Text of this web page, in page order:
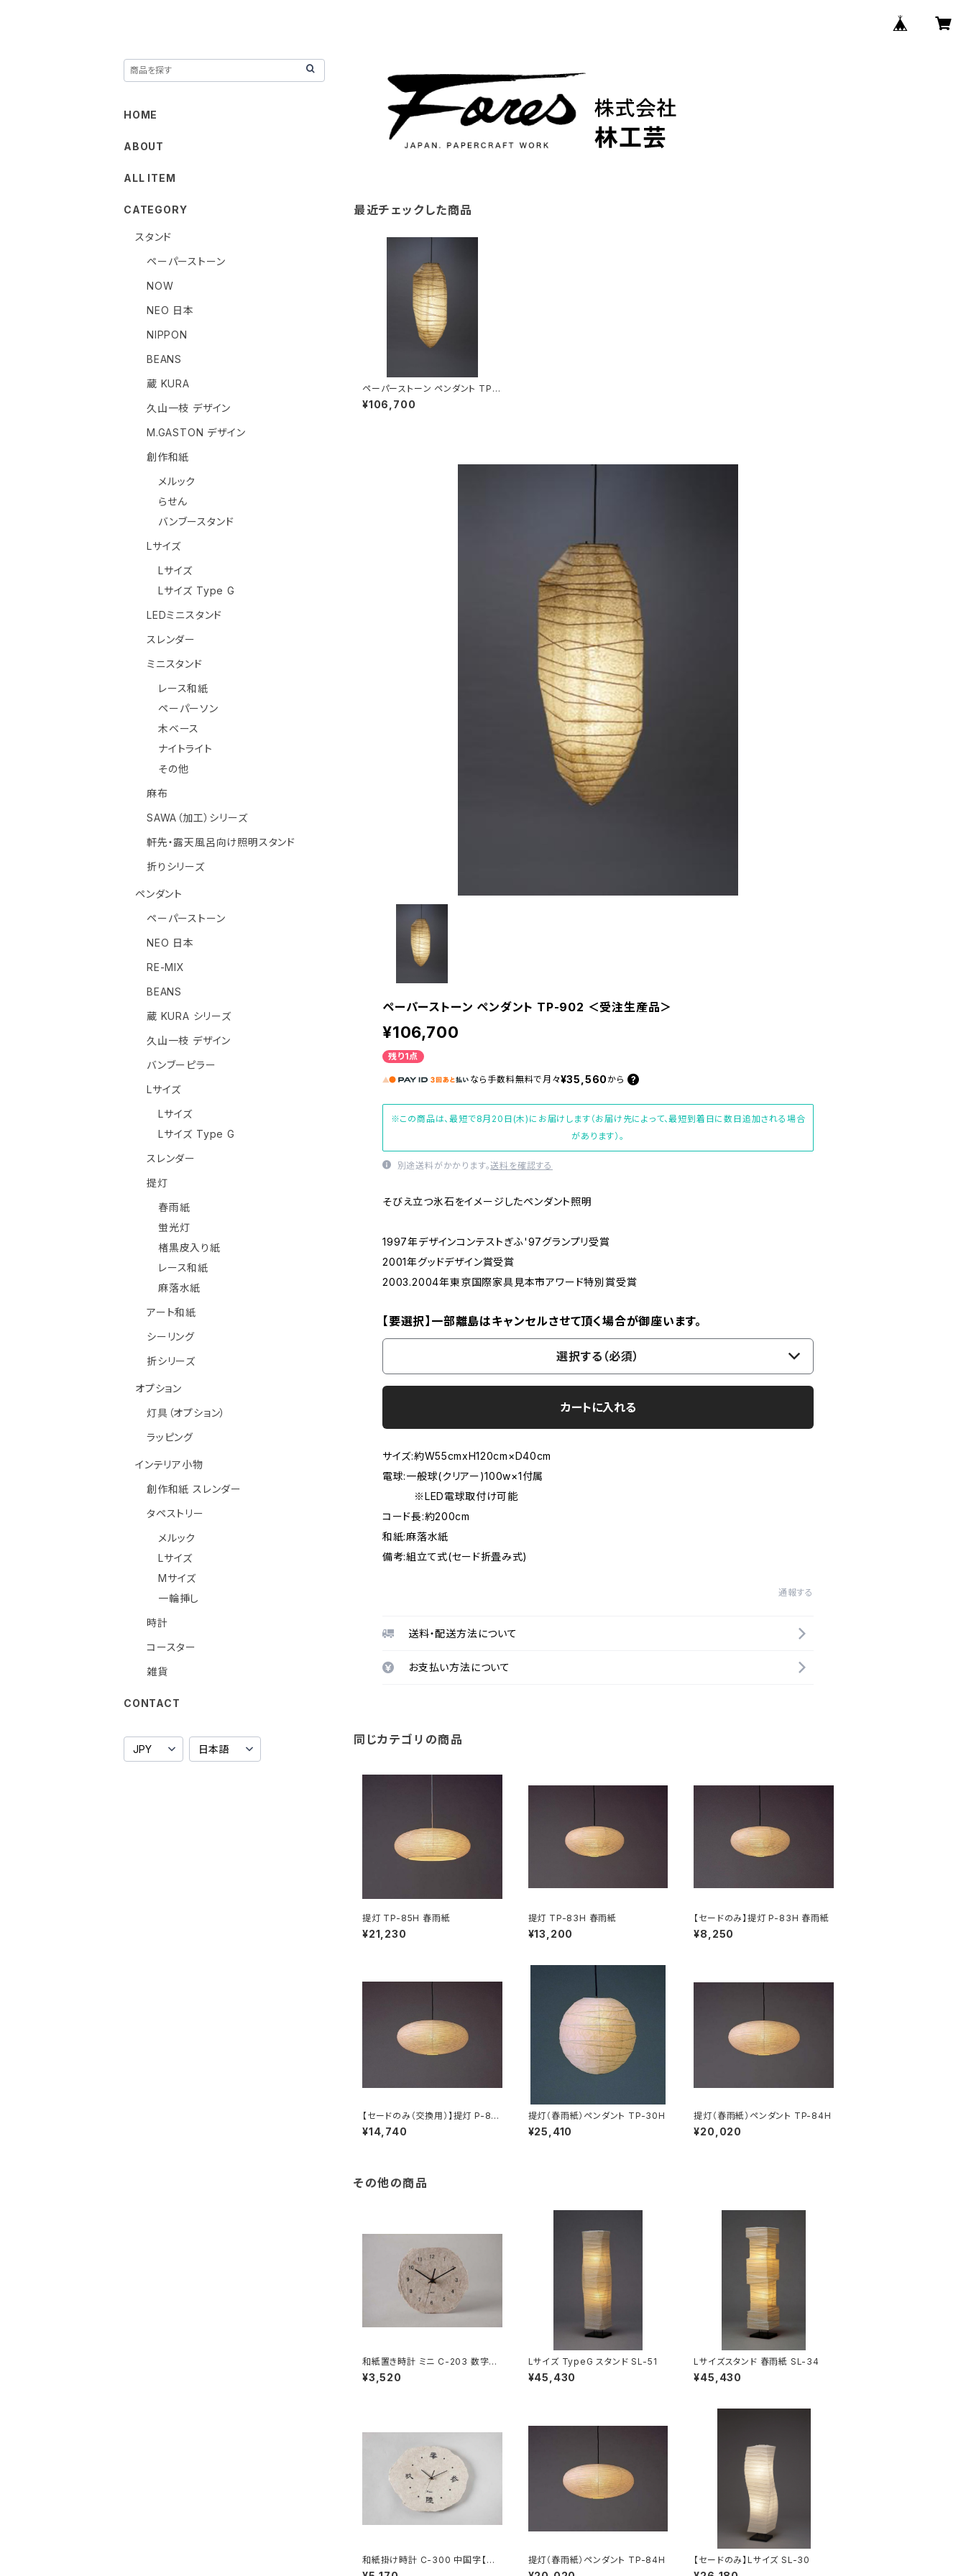
最近チェックした商品
ペーパーストーン ペンダント TP-
902 ＜受注生産品＞
¥106,700
ペーパーストーン ペンダント TP-902 ＜受注生産品＞
¥106,700
残り1点
なら 手数料無料で 月々¥35,560 から
※この商品は、最短で8月20日(木)にお届けします（お届け先によって、最短到着日に数日追加される場合
があります）。
別途送料がかかります。送料を確認する
そびえ立つ氷石をイメージしたペンダント照明
1997年デザインコンテストぎふ'97グランプリ受賞
2001年グッドデザイン賞受賞
2003.2004年東京国際家具見本市アワード特別賞受賞
【要選択】一部離島はキャンセルさせて頂く場合が御座います。
選択する（必須）
カートに入れる
サイズ:約W55cmxH120cm×D40cm
電球:一般球(クリアー)100w×1付属
※LED電球取付け可能
コード長:約200cm
和紙:麻落水紙
備考:組立て式(セード折畳み式)
通報する
送料・配送方法について
お支払い方法について
同じカテゴリの商品
提灯 TP-85H 春雨紙
¥21,230
提灯 TP-83H 春雨紙
¥13,200
【セードのみ】提灯 P-83H 春雨紙
¥8,250
【セードのみ（交換用）】提灯 P-84
H 春雨紙
¥14,740
提灯（春雨紙）ペンダント TP-30H
¥25,410
提灯（春雨紙）ペンダント TP-84H
¥20,020
その他の商品
和紙置き時計 ミニ C-203 数字
【在庫なくなり次第終了】
¥3,520
Lサイズ TypeG スタンド SL-51
¥45,430
Lサイズスタンド 春雨紙 SL-34
¥45,430
和紙掛け時計 C-300 中国字【在
庫なくなり次第終了】
提灯（春雨紙）ペンダント TP-84H 【セードのみ】Lサイズ SL-30
HOME
ABOUT
ALL ITEM
CATEGORY
スタンド
ペーパーストーン
NOW
NEO 日本
NIPPON
BEANS
蔵 KURA
久山一枝 デザイン
M.GASTON デザイン
創作和紙
メルック
らせん
バンブースタンド
Lサイズ
Lサイズ
Lサイズ Type G
LEDミニスタンド
スレンダー
ミニスタンド
レース和紙
ペーパーソン
木ベース
ナイトライト
その他
麻布
SAWA（加工）シリーズ
軒先・露天風呂向け照明スタンド
折りシリーズ
ペンダント
ペーパーストーン
NEO 日本
RE-MIX
BEANS
蔵 KURA シリーズ
久山一枝 デザイン
バンブーピラー
Lサイズ
Lサイズ
Lサイズ Type G
スレンダー
提灯
春雨紙
蛍光灯
楮黒皮入り紙
レース和紙
麻落水紙
アート和紙
シーリング
折シリーズ
オプション
灯具（オプション）
ラッピング
インテリア小物
創作和紙 スレンダー
タペストリー
メルック
Lサイズ
Mサイズ
一輪挿し
時計
コースター
雑貨
CONTACT